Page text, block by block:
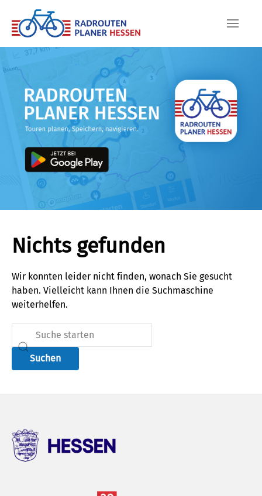
Skip to main content
Nichts gefunden
Wir konnten leider nicht finden, wonach Sie gesucht
haben. Vielleicht kann Ihnen die Suchmaschine
weiterhelfen.
Suchen